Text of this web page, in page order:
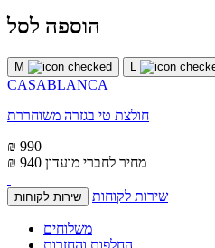
הוספה לסל
M L
CASABLANCA
חולצת טי בגזרה משוחררת
₪ 990
₪ 940 מחיר לחברי מועדון
שירות לקוחות שירות לקוחות
משלוחים
החלפות והחזרות